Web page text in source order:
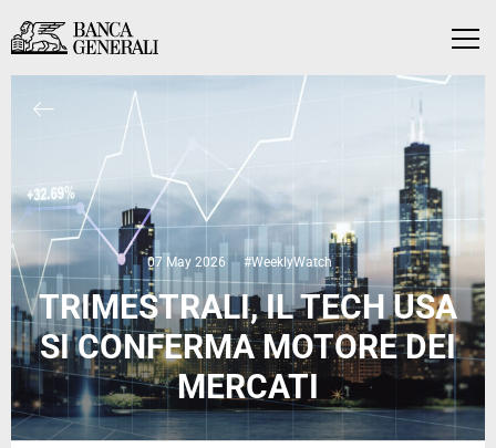
Skip to Main Content
Menu
Skip to Main Content
07 May 2026 #WeeklyWatch
TRIMESTRALI, IL TECH USA
SI CONFERMA MOTORE DEI
MERCATI